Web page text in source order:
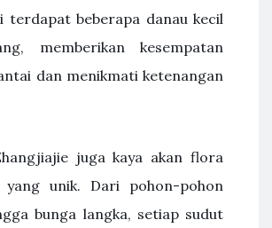
terdapat beberapa danau kecil
memberikan kesempatan
dan menikmati ketenangan
juga kaya akan flora
yang unik. Dari pohon-pohon
bunga langka, setiap sudut